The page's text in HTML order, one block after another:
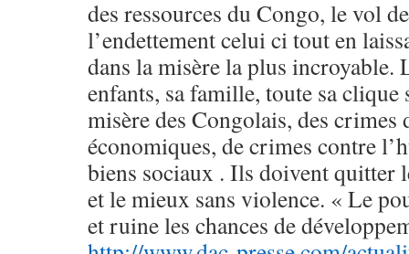
des ressources du Congo, le vol
l’endettement celui ci tout en
dans la misère la plus incroyable.
enfants, sa famille, toute sa clique
misère des Congolais, des crimes
économiques, de crimes contre
biens sociaux . Ils doivent quitter
et le mieux sans violence. « Le
et ruine les chances de